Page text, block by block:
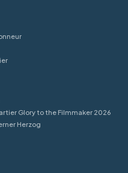
Glory to the Filmmaker 2026
Herzog